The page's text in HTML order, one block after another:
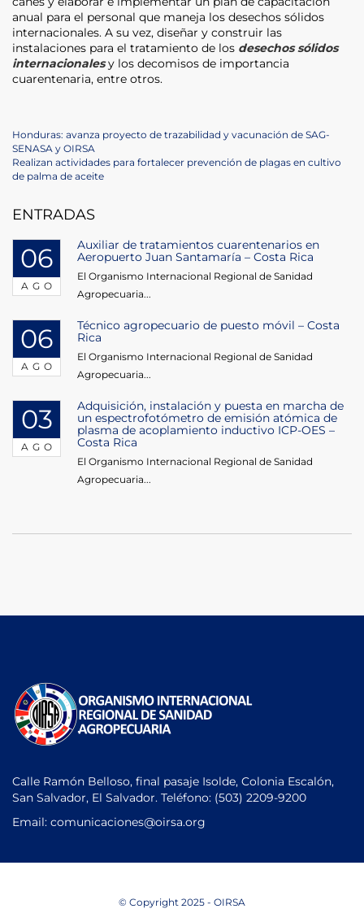
anual para el personal que maneja los desechos sólidos
internacionales. A su vez, diseñar y construir las
instalaciones para el tratamiento de los desechos sólidos
internacionalesy los decomisos de importancia
cuarentenaria, entre otros.
Navegación
de
Previous
Post
Honduras: avanza proyecto de trazabilidad y vacunación de SAG-
SENASA y OIRSA
Next
Post
Realizan actividades para fortalecer prevención de plagas en cultivo
de palma de aceite
ENTRADAS
06
AGO
Auxiliar de tratamientos cuarentenarios en
Aeropuerto Juan Santamaría – Costa Rica
El Organismo Internacional Regional de Sanidad
Agropecuaria...
06
AGO
Técnico agropecuario de puesto móvil – Costa
Rica
El Organismo Internacional Regional de Sanidad
Agropecuaria...
03
AGO
Adquisición, instalación y puesta en marcha de
un espectrofotómetro de emisión atómica de
plasma de acoplamiento inductivo ICP-OES –
Costa Rica
El Organismo Internacional Regional de Sanidad
Agropecuaria...
Calle Ramón Belloso, final pasaje Isolde, Colonia Escalón,
San Salvador, El Salvador. Teléfono: (503) 2209-9200
Email: comunicaciones@oirsa.org
© Copyright 2025 - OIRSA